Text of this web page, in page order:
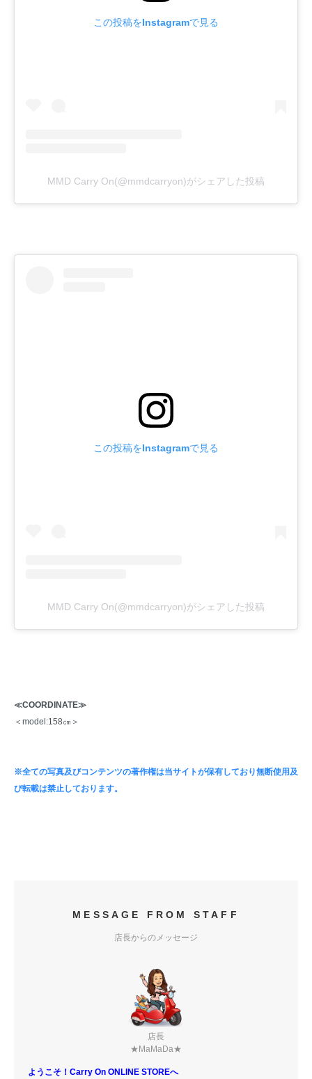
この投稿をInstagramで見る
MMD Carry On(@mmdcarryon)がシェアした投稿
この投稿をInstagramで見る
MMD Carry On(@mmdcarryon)がシェアした投稿
≪COORDINATE≫
＜model:158㎝＞
※全ての写真及びコンテンツの著作権は当サイトが保有しており無断使用及
び転載は禁止しております。
MESSAGE FROM STAFF
店長からのメッセージ
店長
★MaMaDa★
ようこそ！Carry On ONLINE STOREへ